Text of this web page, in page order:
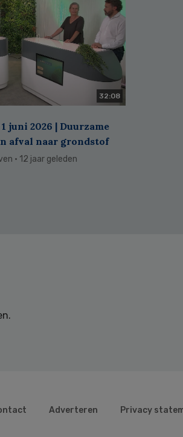
32:08
juni 2026 | Duurzame
afval naar grondstof
· 12 jaar geleden
Adverteren Privacy